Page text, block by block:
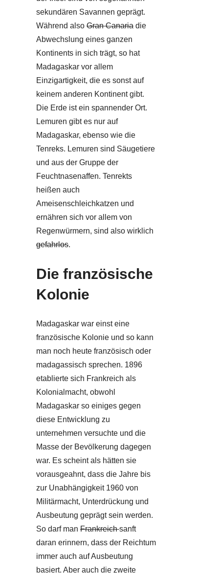
sekundären Savannen geprägt.
Während also Gran Canaria die
Abwechslung eines ganzen
Kontinents in sich trägt, so hat
Madagaskar vor allem
Einzigartigkeit, die es sonst auf
keinem anderen Kontinent gibt.
Die Erde ist ein spannender Ort.
Lemuren gibt es nur auf
Madagaskar, ebenso wie die
Tenreks. Lemuren sind Säugetiere
und aus der Gruppe der
Feuchtnasenaffen. Tenrekts
heißen auch
Ameisenschleichkatzen und
ernähren sich vor allem von
Regenwürmern, sind also wirklich
gefahrlos.
Die französische
Kolonie
Madagaskar war einst eine
französische Kolonie und so kann
man noch heute französisch oder
madagassisch sprechen. 1896
etablierte sich Frankreich als
Kolonialmacht, obwohl
Madagaskar so einiges gegen
diese Entwicklung zu
unternehmen versuchte und die
Masse der Bevölkerung dagegen
war. Es scheint als hätten sie
vorausgeahnt, dass die Jahre bis
zur Unabhängigkeit 1960 von
Militärmacht, Unterdrückung und
Ausbeutung geprägt sein werden.
So darf man Frankreichsanft
daran erinnern, dass der Reichtum
immer auch auf Ausbeutung
basiert. Aber auch die zweite